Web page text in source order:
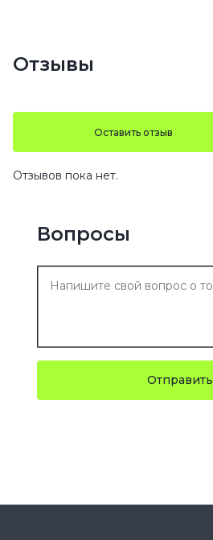
Отзывы
Оставить отзыв
Отзывов пока нет.
Вопросы
Отправить